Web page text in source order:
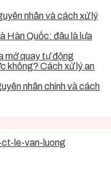
nhân và cách xử lý
Hàn Quốc: đâu là lựa
mở quay tự động
không? Cách xử lý an
nhân chính và cách